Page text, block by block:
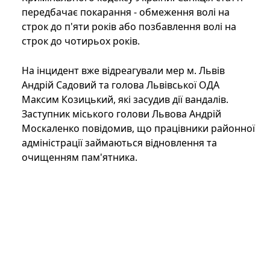
передбачає покарання - обмеження волі на
строк до п'яти років або позбавлення волі на
строк до чотирьох років.
На інцидент вже відреагували мер м. Львів
Андрій Садовий та голова Львівської ОДА
Максим Козицький, які засудив дії вандалів.
Заступник міського голови Львова Андрій
Москаленко повідомив, що працівники районної
адміністрації займаються відновлення та
очищенням пам'ятника.